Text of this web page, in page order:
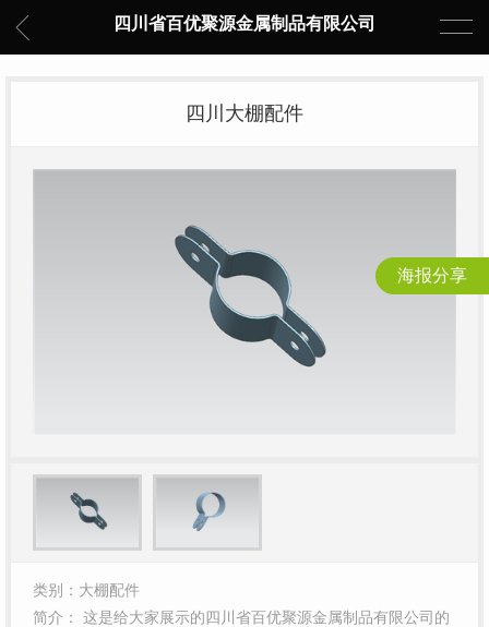
四川省百优聚源金属制品有限公司
四川大棚配件
类别：大棚配件
简介： 这是给大家展示的四川省百优聚源金属制品有限公司的
海报分享